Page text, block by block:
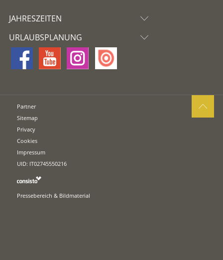
JAHRESZEITEN
URLAUBSPLANUNG
Partner
Sitemap
Privacy
Cookies
Impressum
UID: IT02745550216
Pressebereich & Bildmaterial